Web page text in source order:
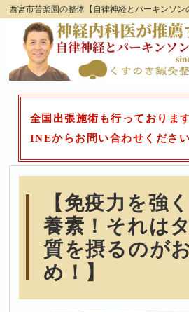
西宮市苦楽園の整体【自律神経とパーキンソ
全国出張施術も行っておりま
INEからお問い合わせください
【免疫力を強
養素！それは
質を摂るのが
め！】